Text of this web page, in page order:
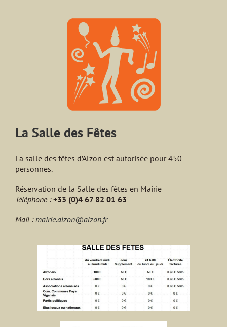
La Salle des Fêtes
La salle des fêtes d’Alzon est autorisée pour 450
personnes.
Réservation de la Salle des fêtes en Mairie
Téléphone : +33 (0)4 67 82 01 63
Mail : mairie.alzon@alzon.fr